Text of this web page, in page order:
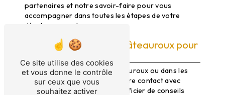
partenaires et notre savoir-faire pour vous
accompagner dans toutes les étapes de votre
développement.
Rencontrez-nous à Châteauroux pour
discuter de vos projets
Que vous soyez basé à Châteauroux ou dans les
environs, n'hésitez pas à prendre contact avec
Thema Consultants pour bénéficier de conseils
Ce site utilise des cookies
et vous donne le contrôle
sur ceux que vous
souhaitez activer